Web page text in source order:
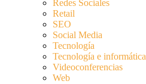
Redes Sociales
Retail
SEO
Social Media
Tecnología
Tecnología e informática
Videoconferencias
Web